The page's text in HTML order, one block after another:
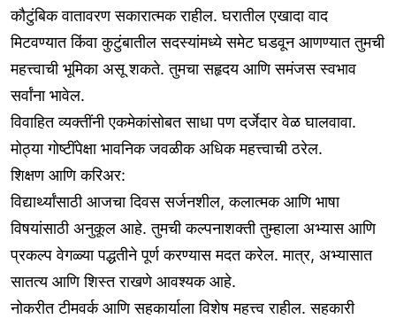
कौटुंबिक वातावरण सकारात्मक राहील. घरातील एखादा वाद
मिटवण्यात किंवा कुटुंबातील सदस्यांमध्ये समेट घडवून आणण्यात तुमची
महत्त्वाची भूमिका असू शकते. तुमचा सहृदय आणि समंजस स्वभाव
सर्वांना भावेल.
विवाहित व्यक्तींनी एकमेकांसोबत साधा पण दर्जेदार वेळ घालवावा.
मोठ्या गोष्टींपेक्षा भावनिक जवळीक अधिक महत्त्वाची ठरेल.
शिक्षण आणि करिअर:
विद्यार्थ्यांसाठी आजचा दिवस सर्जनशील, कलात्मक आणि भाषा
विषयांसाठी अनुकूल आहे. तुमची कल्पनाशक्ती तुम्हाला अभ्यास आणि
प्रकल्प वेगळ्या पद्धतीने पूर्ण करण्यास मदत करेल. मात्र, अभ्यासात
सातत्य आणि शिस्त राखणे आवश्यक आहे.
नोकरीत टीमवर्क आणि सहकार्याला विशेष महत्त्व राहील. सहकारी